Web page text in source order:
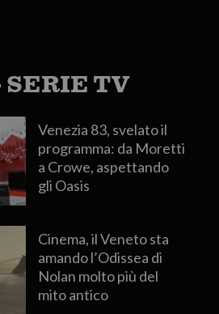
TV
Venezia 83, svelato il
programma: da Moretti
a Crowe, aspettando
gli Oasis
Cinema, il Veneto sta
amando l’Odissea di
Nolan molto più del
mito antico